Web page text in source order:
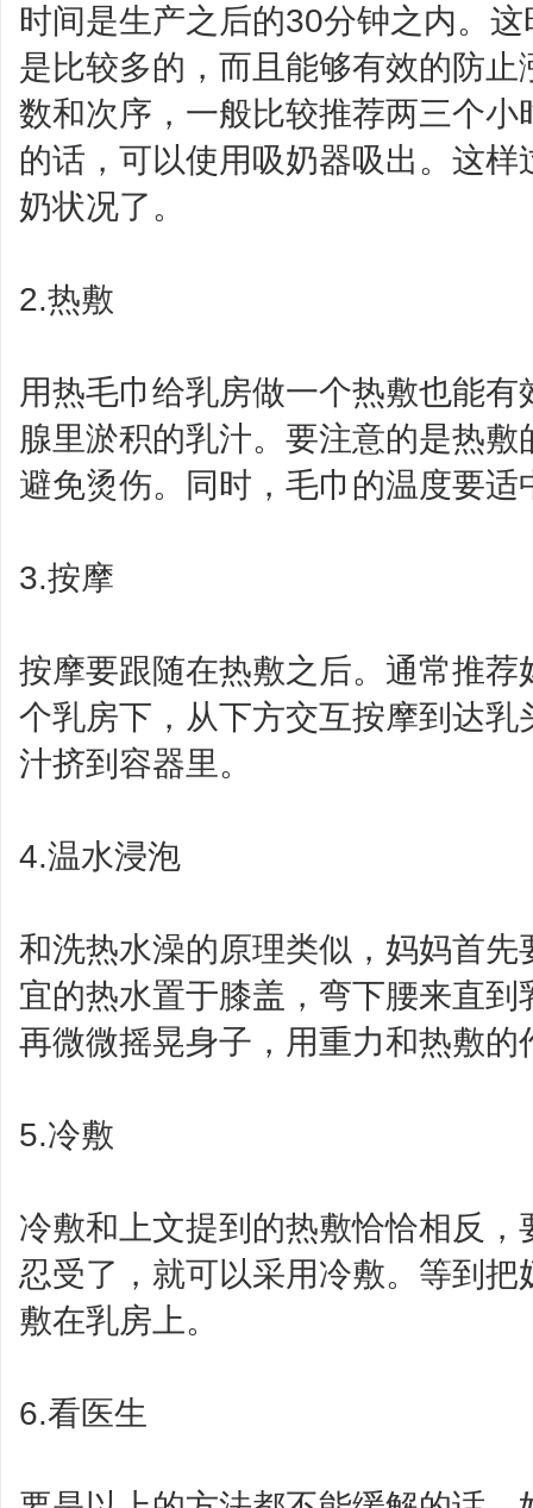
时间是生产之后的30分钟之内。
是比较多的，而且能够有效的防
数和次序，一般比较推荐两三个
的话，可以使用吸奶器吸出。这
奶状况了。
2.热敷
用热毛巾给乳房做一个热敷也能
腺里淤积的乳汁。要注意的是热
避免烫伤。同时，毛巾的温度要
3.按摩
按摩要跟随在热敷之后。通常推
个乳房下，从下方交互按摩到达
汁挤到容器里。
4.温水浸泡
和洗热水澡的原理类似，妈妈首
宜的热水置于膝盖，弯下腰来直
再微微摇晃身子，用重力和热敷的
5.冷敷
冷敷和上文提到的热敷恰恰相反
忍受了，就可以采用冷敷。等到
敷在乳房上。
6.看医生